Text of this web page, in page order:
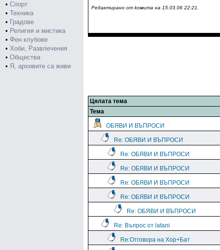
• Спорт
• Техника
• Градове
• Религия и мистика
• Фен клубове
• Хоби, Развлечения
• Общества
• Я, архивите са живи
Редактирано от koмитa на 15.03.06 22:21.
Цялата тема
Тема
ОБЯВИ И ВЪПРОСИ
Re: ОБЯВИ И ВЪПРОСИ
Re: ОБЯВИ И ВЪПРОСИ
Re: ОБЯВИ И ВЪПРОСИ
Re: ОБЯВИ И ВЪПРОСИ
Re: ОБЯВИ И ВЪПРОСИ
Re: ОБЯВИ И ВЪПРОСИ
Re: Въпрос от latani
Re:Отговора на Хор+Бат